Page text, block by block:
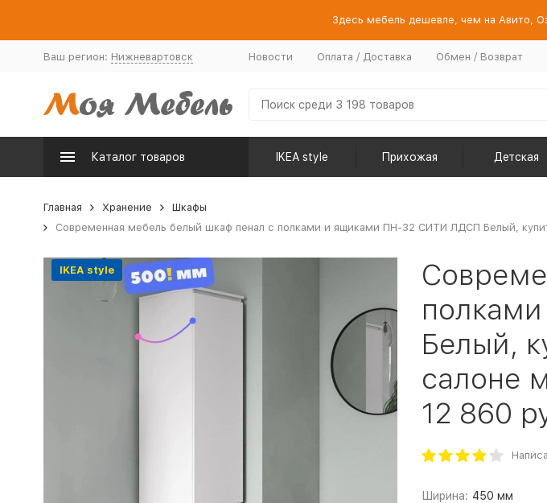
Здесь мебель дешевле, чем на Авито,
Ваш регион: Нижневартовск Новости Оплата / Доставка Обмен / Возврат
Каталог товаров IKEA style Прихожая Детская
Главная Хранение
Шкафы
Современная мебель белый шкаф пенал с полками и ящиками ПН-32 СИТИ ЛДСП Белый,
IKEA style
Белый,
салоне
12 860
Ширина: 450 мм